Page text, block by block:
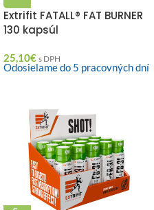
Extrifit FATALL® FAT BURNER
130 kapsúl
25,10€ s DPH
Odosielame do 5 pracovných dní